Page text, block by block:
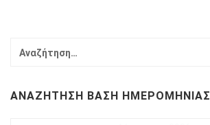
ΑΝΑΖΉΤΗΣΗ ΒΆΣΗ ΗΜΕΡΟΜΗΝΊΑΣ